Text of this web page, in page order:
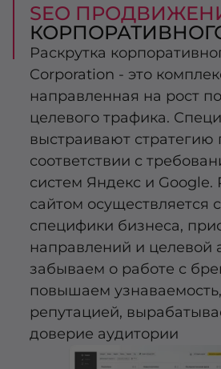
SEO
Раскрутка
Corporation - это
направленная на рост
целевого трафика.
выстраивают
соответствии с
систем Яндекс и Google.
сайтом осуществляется
специфики бизнеса,
направлений и целевой
забываем о работе с
повышаем
репутацией,
доверие аудитории